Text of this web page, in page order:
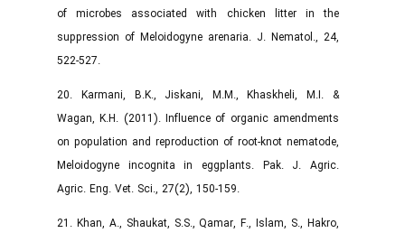
of microbes associated with chicken litter in the
suppression of Meloidogyne arenaria. J. Nematol., 24,
522-527.
20. Karmani, B.K., Jiskani, M.M., Khaskheli, M.I. &
Wagan, K.H. (2011). Influence of organic amendments
on population and reproduction of root-knot nematode,
Meloidogyne incognita in eggplants. Pak. J. Agric.
Agric. Eng. Vet. Sci., 27(2), 150-159.
21. Khan, A., Shaukat, S.S., Qamar, F., Islam, S., Hakro,